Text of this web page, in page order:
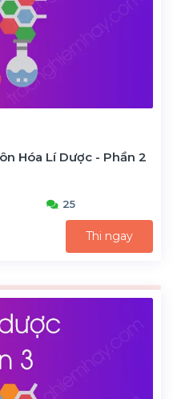
Hóa Lí Dược - Phần 2
25
Thi ngay